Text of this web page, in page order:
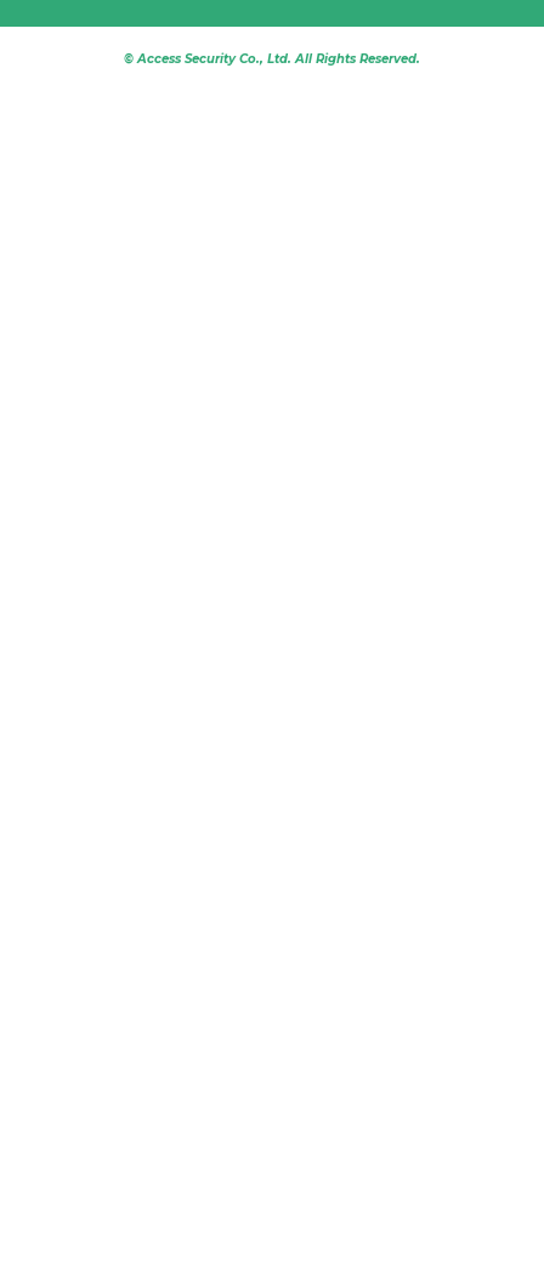
© Access Security Co., Ltd. All Rights Reserved.